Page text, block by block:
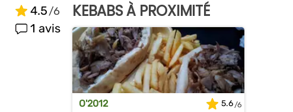
4.5
1 avis
KEBABS À PROXIMITÉ
O'2012
5.6